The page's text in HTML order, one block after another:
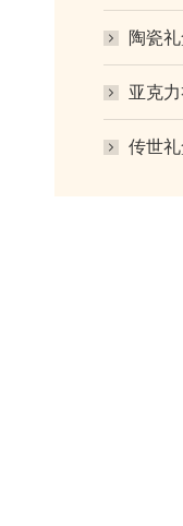
陶瓷
亚克
传世